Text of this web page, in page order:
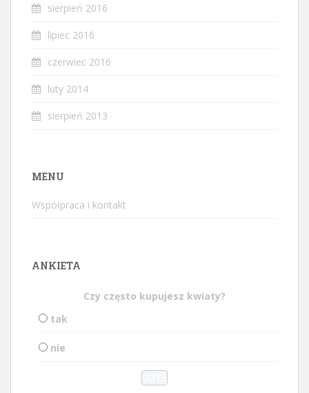
sierpień 2016
lipiec 2016
czerwiec 2016
luty 2014
sierpień 2013
MENU
Współpraca i kontakt
ANKIETA
Czy często kupujesz kwiaty?
tak
nie